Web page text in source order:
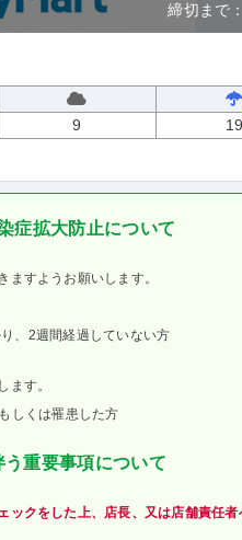
締切まで
9
症拡大防止について
ますようお願いします。
、2週間経過していない方
ます。
しくは罹患した方
重要事項について
ックをした上、店長、又は店舗責任者